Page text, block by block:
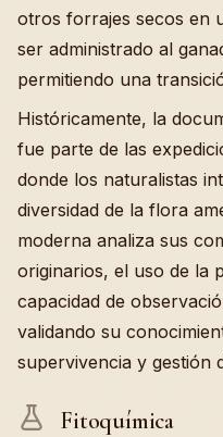
otros forrajes secos en
ser administrado al
permitiendo una
Históricamente, la
fue parte de las
donde los naturalistas
diversidad de la flora
moderna analiza sus
originarios, el uso de la
capacidad de
validando su
supervivencia y gestión
Fitoquímica